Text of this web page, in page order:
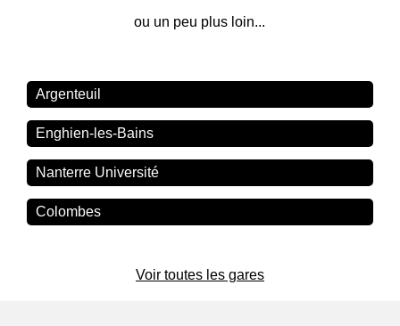
ou un peu plus loin...
Argenteuil
Enghien-les-Bains
Nanterre Université
Colombes
Voir toutes les gares